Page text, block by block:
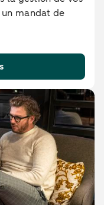
mandat de